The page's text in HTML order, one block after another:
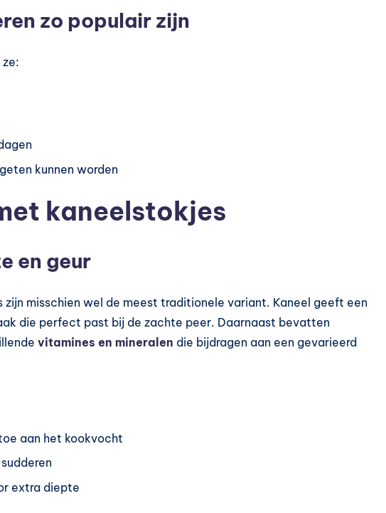
zo populair zijn
kunnen worden
kaneelstokjes
en geur
misschien wel de meest traditionele variant. Kaneel geeft een
die perfect past bij de zachte peer. Daarnaast bevatten
vitamines en mineralen die bijdragen aan een gevarieerd
aan het kookvocht
extra diepte